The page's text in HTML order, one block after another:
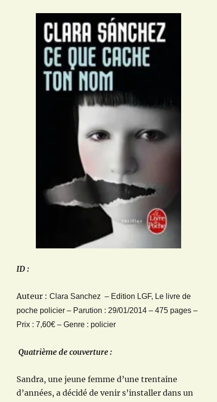
(OCDC
2014)
ID :
Auteur :Clara Sanchez – Edition LGF, Le livre de
poche policier– Parution : 29/01/2014 –475 pages –
Prix : 7,60€ – Genre : policier
Quatrième de couverture :
Sandra, une jeune femme d’une trentaine
d’années, a décidé de venir s’installer dans un